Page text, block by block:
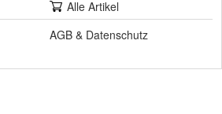
Alle Artikel
AGB & Datenschutz